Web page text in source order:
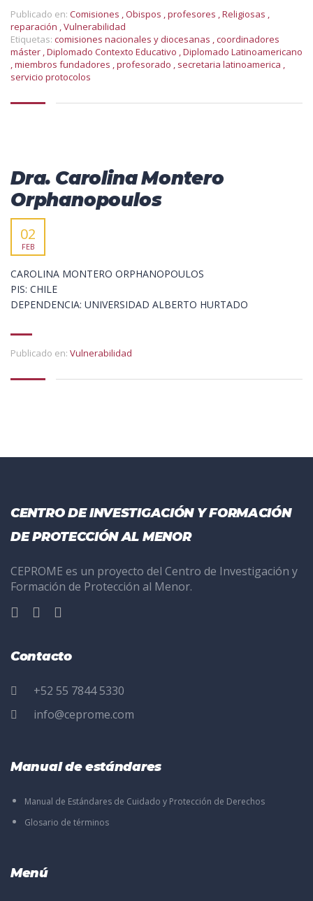
Publicado en: Comisiones ,Obispos ,profesores ,Religiosas ,
reparación ,Vulnerabilidad
Etiquetas: comisiones nacionales y diocesanas ,coordinadores
máster ,Diplomado Contexto Educativo ,Diplomado Latinoamericano
,miembros fundadores ,profesorado , secretaria latinoamerica ,
servicio protocolos
Dra. Carolina Montero
Orphanopoulos
02
FEB
CAROLINA MONTERO ORPHANOPOULOS
PIS: CHILE
DEPENDENCIA: UNIVERSIDAD ALBERTO HURTADO
Publicado en: Vulnerabilidad
CENTRO DE INVESTIGACIÓN Y FORMACIÓN
DE PROTECCIÓN AL MENOR
CEPROME es un proyecto del Centro de Investigación y
Formación de Protección al Menor.
Contacto
+52 55 7844 5330
info@ceprome.com
Manual de estándares
Manual de Estándares de Cuidado y Protección de Derechos
Glosario de términos
Menú